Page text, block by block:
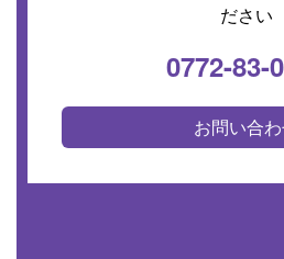
ださい
0772-83-
お問い合